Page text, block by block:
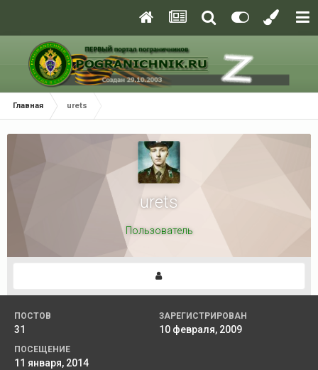
Главная urets
urets
Пользователь
ПОСТОВ
31
ЗАРЕГИСТРИРОВАН
10 февраля, 2009
ПОСЕЩЕНИЕ
11 января, 2014